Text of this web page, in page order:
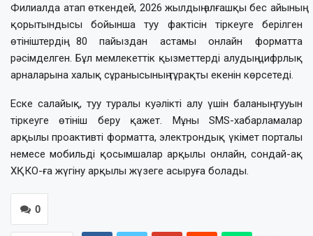
Филиалда атап өткендей, 2026 жылдың алғашқы бес айының
қорытындысы бойынша туу фактісін тіркеуге берілген
өтініштердің 80 пайыздан астамы онлайн форматта
рәсімделген. Бұл мемлекеттік қызметтерді алудың цифрлық
арналарына халық сұранысының тұрақты екенін көрсетеді.
Еске салайық, туу туралы куәлікті алу үшін баланың тууын
тіркеуге өтініш беру қажет. Мұны SMS-хабарламалар
арқылы проактивті форматта, электрондық үкімет порталы
немесе мобильді қосымшалар арқылы онлайн, сондай-ақ
ХҚКО-ға жүгіну арқылы жүзеге асыруға болады.
0